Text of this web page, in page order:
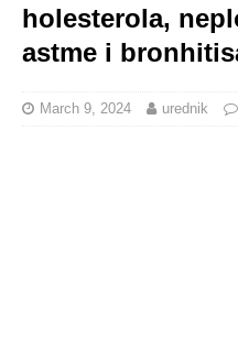
holesterola,
astme i
March 9, 2024 urednik